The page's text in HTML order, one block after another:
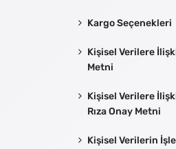
Kargo Seçenekleri
Kişisel Verilere
Metni
Kişisel Verilere
Rıza Onay Metni
Kişisel Verilerin